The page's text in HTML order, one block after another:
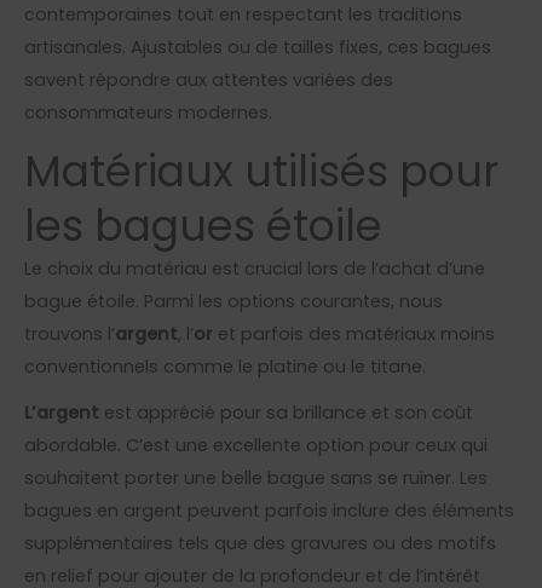
contemporaines tout en respectant les traditions
artisanales. Ajustables ou de tailles fixes, ces bagues
savent répondre aux attentes variées des
consommateurs modernes.
Matériaux utilisés pour
les bagues étoile
Le choix du matériau est crucial lors de l’achat d’une
bague étoile. Parmi les options courantes, nous
trouvons l’argent, l’or et parfois des matériaux moins
conventionnels comme le platine ou le titane.
L’argent est apprécié pour sa brillance et son coût
abordable. C’est une excellente option pour ceux qui
souhaitent porter une belle bague sans se ruiner. Les
bagues en argent peuvent parfois inclure des éléments
supplémentaires tels que des gravures ou des motifs
en relief pour ajouter de la profondeur et de l’intérêt